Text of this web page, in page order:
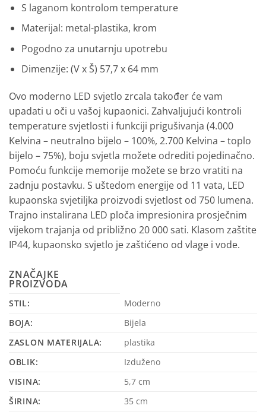
S laganom kontrolom temperature
Materijal: metal-plastika, krom
Pogodno za unutarnju upotrebu
Dimenzije: (V x Š) 57,7 x 64 mm
Ovo moderno LED svjetlo zrcala također će vam
upadati u oči u vašoj kupaonici. Zahvaljujući kontroli
temperature svjetlosti i funkciji prigušivanja (4.000
Kelvina – neutralno bijelo – 100%, 2.700 Kelvina – toplo
bijelo – 75%), boju svjetla možete odrediti pojedinačno.
Pomoću funkcije memorije možete se brzo vratiti na
zadnju postavku. S uštedom energije od 11 vata, LED
kupaonska svjetiljka proizvodi svjetlost od 750 lumena.
Trajno instalirana LED ploča impresionira prosječnim
vijekom trajanja od približno 20 000 sati. Klasom zaštite
IP44, kupaonsko svjetlo je zaštićeno od vlage i vode.
ZNAČAJKE
PROIZVODA
STIL:
Moderno
BOJA:
Bijela
ZASLON MATERIJALA:
plastika
OBLIK:
Izduženo
VISINA:
5,7 cm
ŠIRINA:
35 cm